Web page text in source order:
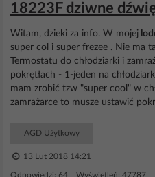
18223F dziwne
Witam, dzieki za info. W mojej
super col i super frezee . Nie ma
Termostatu do chłodziarki i
pokrętłach - 1-jeden na
mam zrobić tzw "super cool" w
zamrażarce to musze ustawić
AGD Użytkowy
13 Lut 2018 14:21
Odpowiedzi: 64 Wyświetleń: 47787